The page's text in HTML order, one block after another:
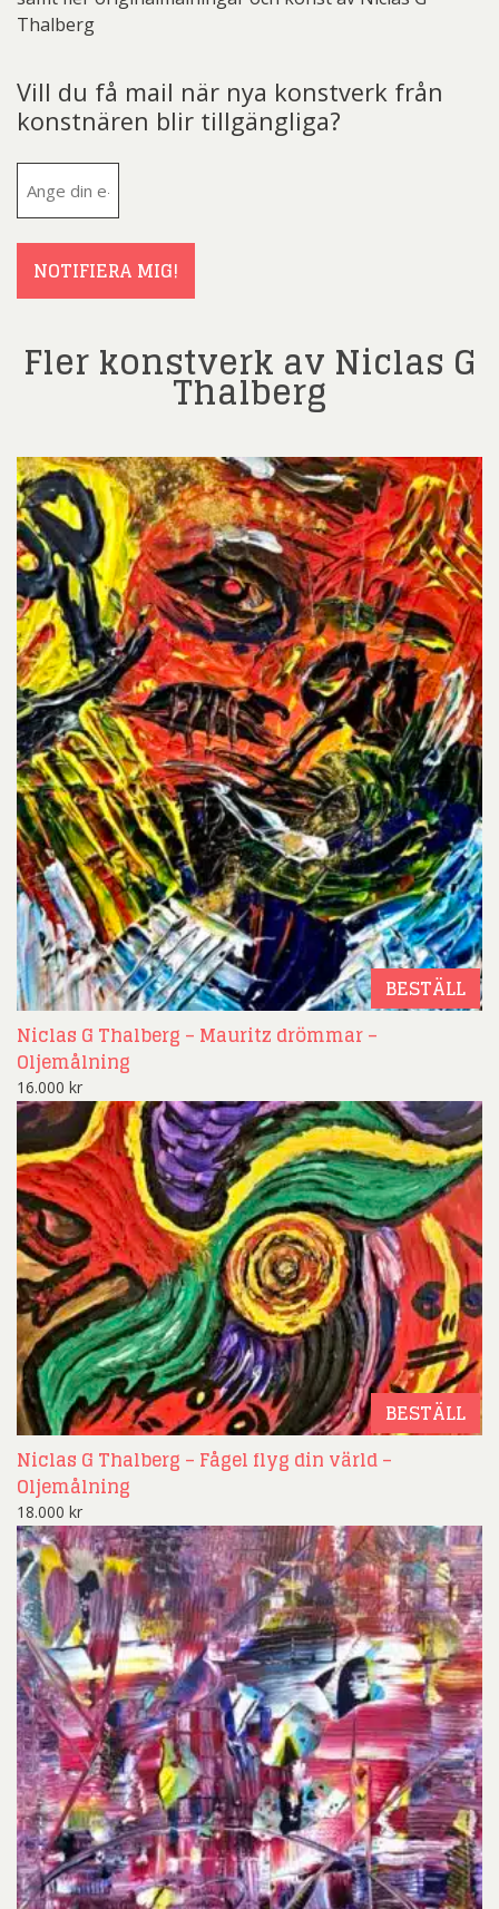
Thalberg
Vill du få mail när nya konstverk från
konstnären blir tillgängliga?
NOTIFIERA MIG!
Fler konstverk av Niclas G
Thalberg
BESTÄLL
Niclas G Thalberg – Mauritz drömmar –
Oljemålning
16.000 kr
BESTÄLL
Niclas G Thalberg – Fågel flyg din värld –
Oljemålning
18.000 kr